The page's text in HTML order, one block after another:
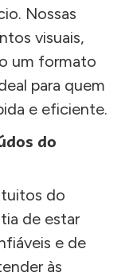
Nossas
visuais,
um formato
para quem
e eficiente.
do
do
de estar
e de
às